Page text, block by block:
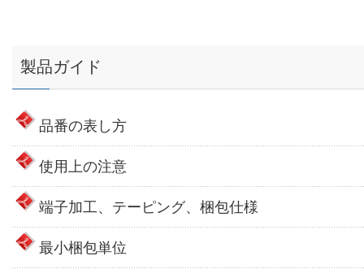
製品ガイド
品番の表し方
使用上の注意
端子加工、テーピング、梱包仕様
最小梱包単位